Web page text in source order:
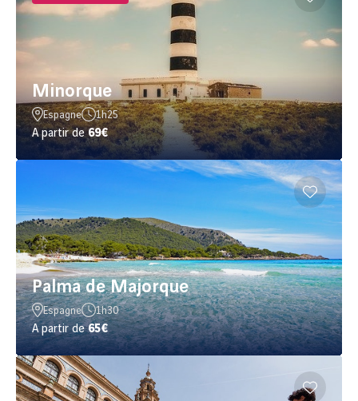
Minorque
Espagne 1h25
A partir de69€
Palma de Majorque
Espagne 1h30
A partir de65€